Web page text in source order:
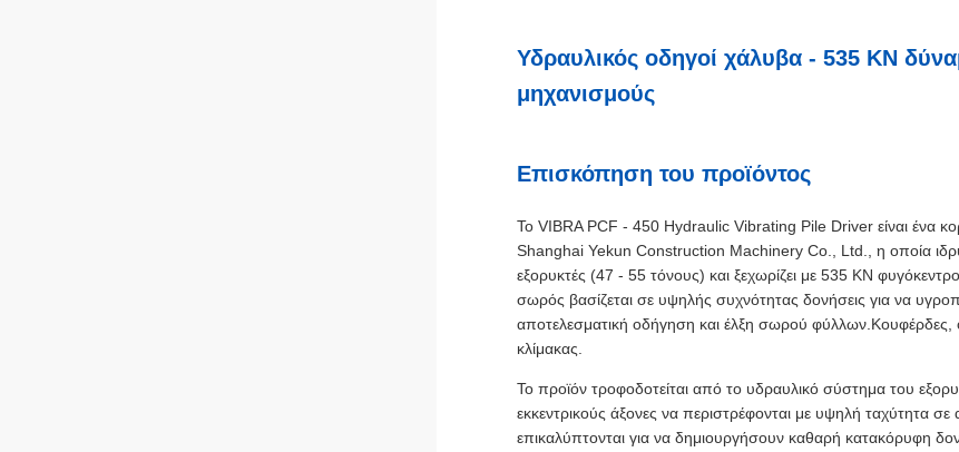
Υδραυλικός οδηγοί χάλυβα - 535 KN
μηχανισμούς
Επισκόπηση του προϊόντος
Το VIBRA PCF - 450 Hydraulic Vibrating Pile Driver είναι ένα
Shanghai Yekun Construction Machinery Co., Ltd., η οποία
εξορυκτές (47 - 55 τόνους) και ξεχωρίζει με 535 KN
σωρός βασίζεται σε υψηλής συχνότητας δονήσεις για να
αποτελεσματική οδήγηση και έλξη σωρού φύλλων.Κουφέρδες,
κλίμακας.
Το προϊόν τροφοδοτείται από το υδραυλικό σύστημα του
εκκεντρικούς άξονες να περιστρέφονται με υψηλή ταχύτητα σε
επικαλύπτονται για να δημιουργήσουν καθαρή κατακόρυφη